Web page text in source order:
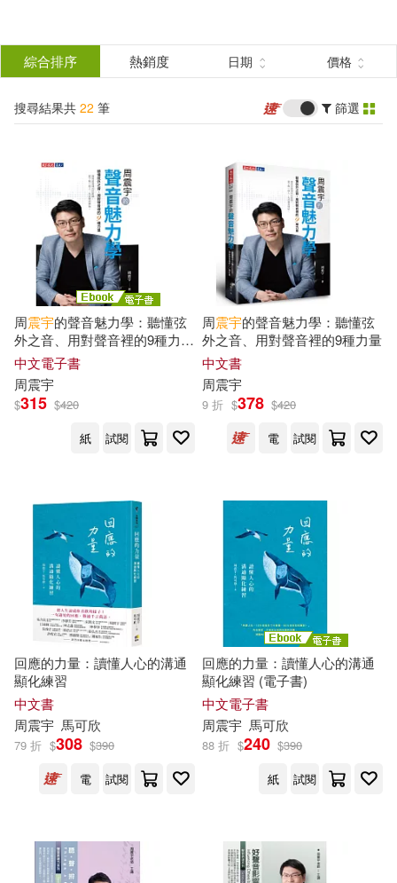
結
分類 (單選)
所有商品(22) 圖書(20)
電子書(2)
作者 (可複選)
周震宇(19) 馬可欣(3)
周震宇，許小燕（主編）(1)
出版社 (可複選)
清涼音文化(11)
天下文化(2) 方智(2)
江蘇教育出版社(2)
西安電子科技大學出版社(1)
綜合排序 熱銷度 日期 價格
搜尋結果共 22 筆 篩選
周震宇的聲音魅力學：聽懂弦
外之音、用對聲音裡的9種力量
(電子書)
中文電子書
周震宇
$315 $420
紙
試閱
周震宇的聲音魅力學：聽懂弦
外之音、用對聲音裡的9種力量
中文書
周震宇
9 折 $378 $420
電
試閱
回應的力量：讀懂人心的溝通
顯化練習
中文書
周震宇 馬可欣
79 折 $308 $390
電
試閱
回應的力量：讀懂人心的溝通
顯化練習 (電子書)
中文電子書
周震宇 馬可欣
88 折 $240 $390
紙
試閱